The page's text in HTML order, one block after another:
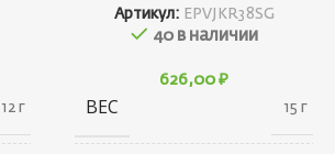
12 г
Артикул: EPVJKR38SG
40 в наличии
626,00₽
ВЕС 15 г